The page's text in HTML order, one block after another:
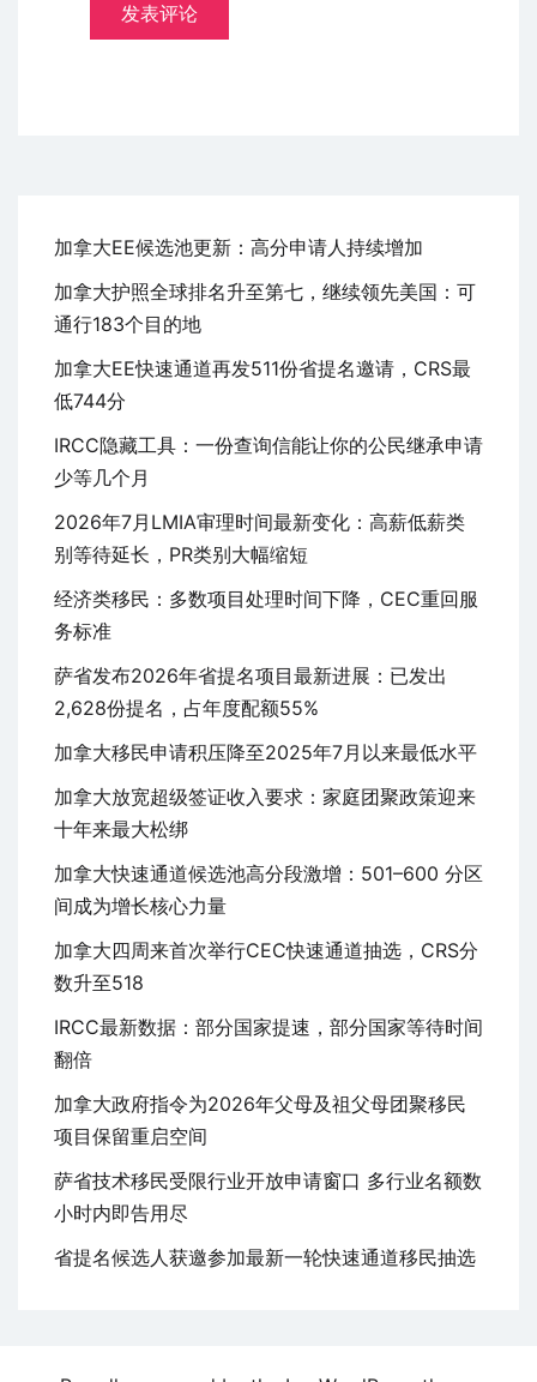
加拿大EE候选池更新：高分申请人持续增加
加拿大护照全球排名升至第七，继续领先美国：可
通行183个目的地
加拿大EE快速通道再发511份省提名邀请，CRS最
低744分
IRCC隐藏工具：一份查询信能让你的公民继承申请
少等几个月
2026年7月LMIA审理时间最新变化：高薪低薪类
别等待延长，PR类别大幅缩短
经济类移民：多数项目处理时间下降，CEC重回服
务标准
萨省发布2026年省提名项目最新进展：已发出
2,628份提名，占年度配额55%
加拿大移民申请积压降至2025年7月以来最低水平
加拿大放宽超级签证收入要求：家庭团聚政策迎来
十年来最大松绑
加拿大快速通道候选池高分段激增：501–600 分区
间成为增长核心力量
加拿大四周来首次举行CEC快速通道抽选，CRS分
数升至518
IRCC最新数据：部分国家提速，部分国家等待时间
翻倍
加拿大政府指令为2026年父母及祖父母团聚移民
项目保留重启空间
萨省技术移民受限行业开放申请窗口 多行业名额数
小时内即告用尽
省提名候选人获邀参加最新一轮快速通道移民抽选